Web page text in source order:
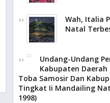
Wah, Italia
Natal
Undang-Undang
Kabupaten
Toba Samosir Dan
Tingkat Ii Mandailing
1998)